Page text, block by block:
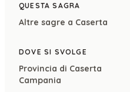
QUESTA SAGRA
Altre sagre a Caserta
DOVE SI SVOLGE
Provincia di Caserta
Campania